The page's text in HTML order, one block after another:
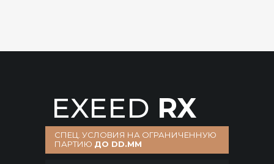
EXEED RX
СПЕЦ. УСЛОВИЯ НА ОГРАНИЧЕННУЮ
ПАРТИЮ ДО DD.MM